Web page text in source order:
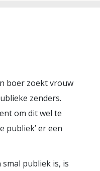
boer zoekt vrouw
zenders.
om dit wel te
publiek’ er een
publiek is, is